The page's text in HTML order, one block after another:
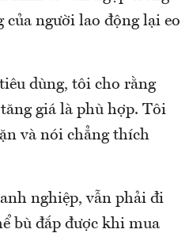
người lao động lại eo
dùng, tôi cho rằng
giá là phù hợp. Tôi
và nói chẳng thích
nghiệp, vẫn phải đi
bù đắp được khi mua